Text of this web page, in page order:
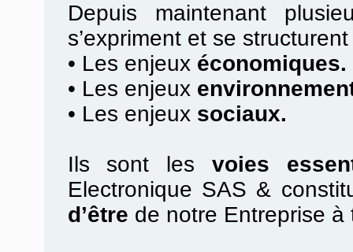
Depuis maintenant
s’expriment et se
• Les enjeux économiques.
• Les enjeux
• Les enjeux sociaux.
Ils sont les voies
Electronique SAS &
d’être de notre Entreprise à